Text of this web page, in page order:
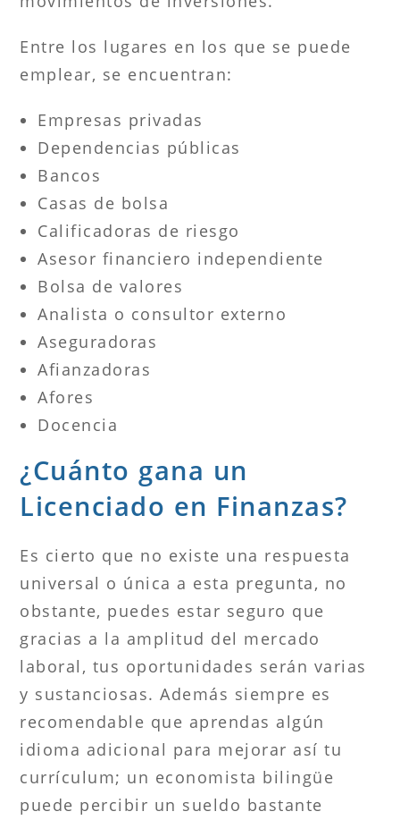
Entre los lugares en los que se puede
emplear, se encuentran:
Empresas privadas
Dependencias públicas
Bancos
Casas de bolsa
Calificadoras de riesgo
Asesor financiero independiente
Bolsa de valores
Analista o consultor externo
Aseguradoras
Afianzadoras
Afores
Docencia
¿Cuánto gana un
Licenciado en Finanzas?
Es cierto que no existe una respuesta
universal o única a esta pregunta, no
obstante, puedes estar seguro que
gracias a la amplitud del mercado
laboral, tus oportunidades serán varias
y sustanciosas. Además siempre es
recomendable que aprendas algún
idioma adicional para mejorar así tu
currículum; un economista bilingüe
puede percibir un sueldo bastante